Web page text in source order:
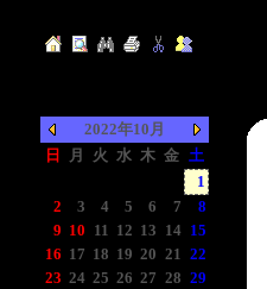
2022年10月
日
月 火 水 木 金 土
1
2
3 4 5 6 7
8
9 10 11 12 13 14 15
16 17 18 19 20 21 22
23 24 25 26 27 28 29